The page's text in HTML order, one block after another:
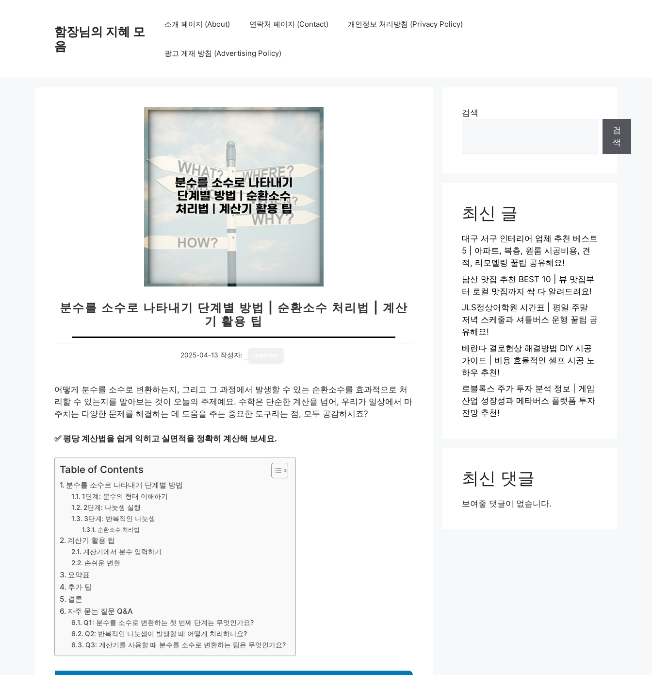
함장님의 지혜 모
음
소개 페이지 (About) 연락처 페이지 (Contact) 개인정보 처리방침 (Privacy Policy)
광고 게재 방침 (Advertising Policy)
분수를 소수로 나타내기 단계별 방법 | 순환소수 처리법 | 계산
기 활용 팁
2025-04-13 작성자:
어떻게 분수를 소수로 변환하는지, 그리고 그 과정에서 발생할 수 있는 순환소수를 효과적으로 처
리할 수 있는지를 알아보는 것이 오늘의 주제예요. 수학은 단순한 계산을 넘어, 우리가 일상에서 마
주치는 다양한 문제를 해결하는 데 도움을 주는 중요한 도구라는 점, 모두 공감하시죠?
✅평당 계산법을 쉽게 익히고 실면적을 정확히 계산해 보세요.
Table of Contents
분수를 소수로 나타내기 단계별 방법
1단계: 분수의 형태 이해하기
2단계: 나눗셈 실행
3단계: 반복적인 나눗셈
순환소수 처리법
계산기 활용 팁
계산기에서 분수 입력하기
손쉬운 변환
요약표
추가 팁
결론
자주 묻는 질문 Q&A
Q1: 분수를 소수로 변환하는 첫 번째 단계는 무엇인가요?
Q2: 반복적인 나눗셈이 발생할 때 어떻게 처리하나요?
Q3: 계산기를 사용할 때 분수를 소수로 변환하는 팁은 무엇인가요?
검색
검
색
최신 글
대구 서구 인테리어 업체 추천 베스트
5 | 아파트, 복층, 원룸 시공비용, 견
적, 리모델링 꿀팁 공유해요!
남산 맛집 추천 BEST 10 | 뷰 맛집부
터 로컬 맛집까지 싹 다 알려드려요!
JLS정상어학원 시간표 | 평일 주말
저녁 스케줄과 셔틀버스 운행 꿀팁 공
유해요!
베란다 결로현상 해결방법 DIY 시공
가이드 | 비용 효율적인 셀프 시공 노
하우 추천!
로블록스 주가 투자 분석 정보 | 게임
산업 성장성과 메타버스 플랫폼 투자
전망 추천!
최신 댓글
보여줄 댓글이 없습니다.